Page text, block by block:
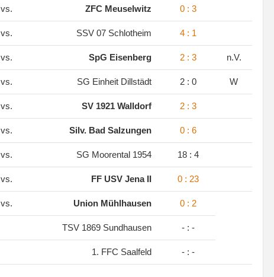
vs. ZFC Meuselwitz 0 : 3
vs. SSV 07 Schlotheim 4 : 1
vs. SpG Eisenberg 2 : 3 n.V.
vs. SG Einheit Dillstädt 2 : 0 W
vs. SV 1921 Walldorf 2 : 3
vs. Silv. Bad Salzungen 0 : 6
vs. SG Moorental 1954 18 : 4
vs. FF USV Jena II 0 : 23
vs. Union Mühlhausen 0 : 2
TSV 1869 Sundhausen - : -
1. FFC Saalfeld - : -